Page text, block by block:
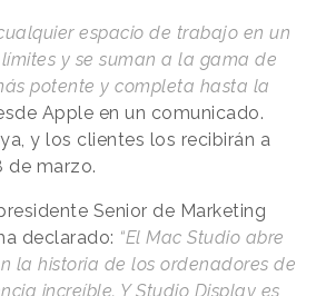
espacio de trabajo en un
y se suman a la gama de
potente y completa hasta la
Apple en un comunicado.
y los clientes los recibirán a
de marzo.
Senior de Marketing
declarado: “El Mac Studio abre
la historia de los ordenadores de
increíble. Y Studio Display es